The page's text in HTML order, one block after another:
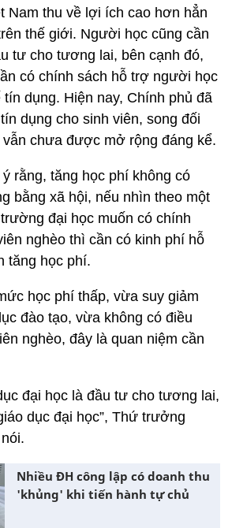
Nam thu về lợi ích cao hơn hẳn
thế giới. Người học cũng cần
tư cho tương lai, bên cạnh đó,
có chính sách hỗ trợ người học
dụng. Hiện nay, Chính phủ đã
dụng cho sinh viên, song đối
chưa được mở rộng đáng kể.
rằng, tăng học phí không có
bằng xã hội, nếu nhìn theo một
đại học muốn có chính
nghèo thì cần có kinh phí hỗ
tăng học phí.
học phí thấp, vừa suy giảm
đào tạo, vừa không có điều
nghèo, đây là quan niệm cần
đại học là đầu tư cho tương lai,
dục đại học”, Thứ trưởng
Nhiều ĐH công lập có doanh thu
'khủng' khi tiến hành tự chủ